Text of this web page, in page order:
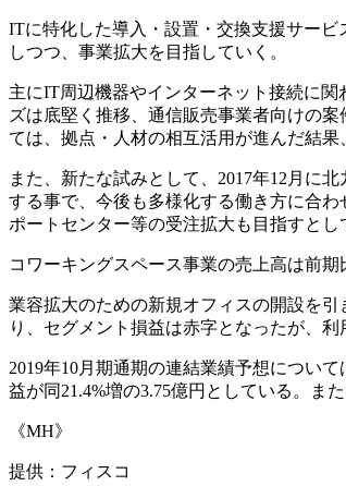
ITに特化した導入・設置・交換支援サー
しつつ、事業拡大を目指していく。
主にIT周辺機器やインターネット接続に
ズは底堅く推移、通信販売事業者向けの
ては、拠点・人材の相互活用が進んだ結果
また、新たな試みとして、2017年12月に
する事で、今後も多様化する働き方に合
ポートセンター等の受注拡大も目指すとし
コワーキングスペース事業の売上高は前期
業容拡大のための新規オフィスの開設を
り、セグメント損益は赤字となったが、
2019年10月期通期の連結業績予想につい
益が同21.4%増の3.75億円としている。ま
《MH》
提供：フィスコ